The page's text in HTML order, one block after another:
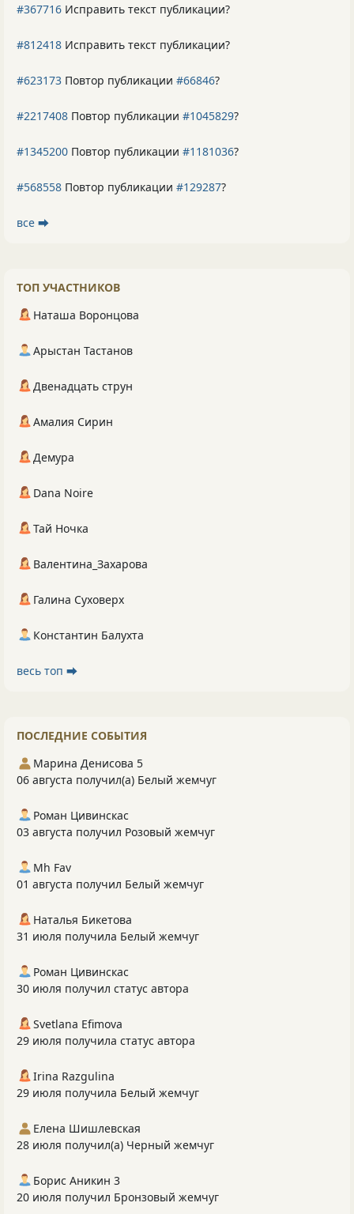
#367716 Исправить текст публикации?
#812418 Исправить текст публикации?
#623173 Повтор публикации #66846?
#2217408 Повтор публикации #1045829?
#1345200 Повтор публикации #1181036?
#568558 Повтор публикации #129287?
все ⮕
ТОП УЧАСТНИКОВ
Наташа Воронцова
Арыстан Тастанов
Двенадцать струн
Амалия Сирин
Демура
Dana Noire
Тай Ночка
Валентина_Захарова
Галина Суховерх
Константин Балухта
весь топ ⮕
ПОСЛЕДНИЕ СОБЫТИЯ
Марина Денисова 5
06 августа получил(а) Белый жемчуг
Роман Цивинскас
03 августа получил Розовый жемчуг
Mh Fav
01 августа получил Белый жемчуг
Наталья Бикетова
31 июля получила Белый жемчуг
Роман Цивинскас
30 июля получил статус автора
Svetlana Efimova
29 июля получила статус автора
Irina Razgulina
29 июля получила Белый жемчуг
Елена Шишлевская
28 июля получил(а) Черный жемчуг
Борис Аникин 3
20 июля получил Бронзовый жемчуг